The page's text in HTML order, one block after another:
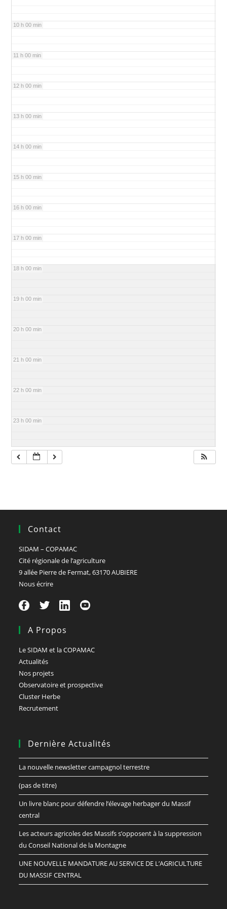
10 h 00 min
11 h 00 min
12 h 00 min
13 h 00 min
14 h 00 min
15 h 00 min
16 h 00 min
17 h 00 min
18 h 00 min
19 h 00 min
20 h 00 min
21 h 00 min
22 h 00 min
23 h 00 min
Contact
SIDAM – COPAMAC
Cité régionale de l’agriculture
9 allée Pierre de Fermat, 63170 AUBIERE
Nous écrire
A Propos
Le SIDAM et la COPAMAC
Actualités
Nos projets
Observatoire et prospective
Cluster Herbe
Recrutement
Dernière Actualités
La nouvelle newsletter campagnol terrestre
(pas de titre)
Un livre blanc pour défendre l’élevage herbager du Massif
central
Les acteurs agricoles des Massifs s’opposent à la suppression
du Conseil National de la Montagne
UNE NOUVELLE MANDATURE AU SERVICE DE L’AGRICULTURE
DU MASSIF CENTRAL